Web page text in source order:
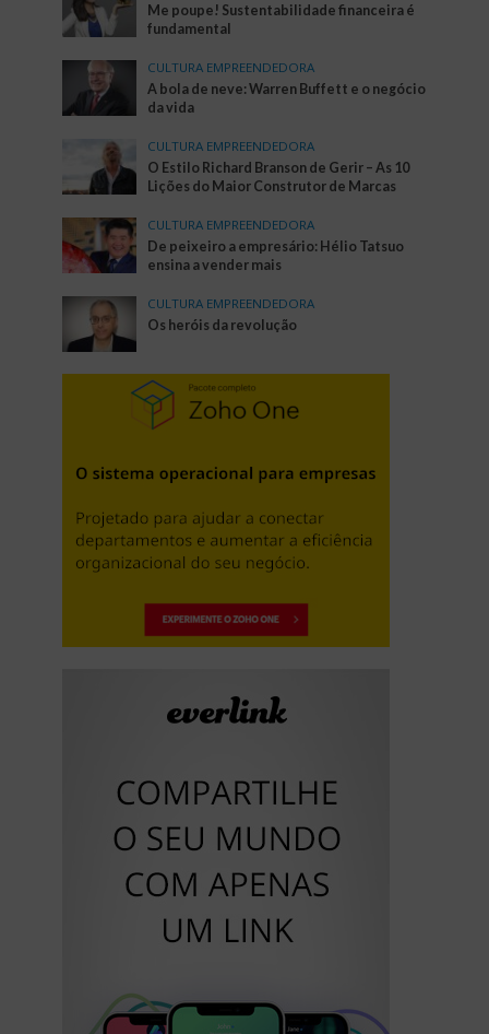
Me poupe! Sustentabilidade financeira é
fundamental
CULTURA EMPREENDEDORA
A bola de neve: Warren Buffett e o negócio
da vida
CULTURA EMPREENDEDORA
O Estilo Richard Branson de Gerir – As 10
Lições do Maior Construtor de Marcas
CULTURA EMPREENDEDORA
De peixeiro a empresário: Hélio Tatsuo
ensina a vender mais
CULTURA EMPREENDEDORA
Os heróis da revolução